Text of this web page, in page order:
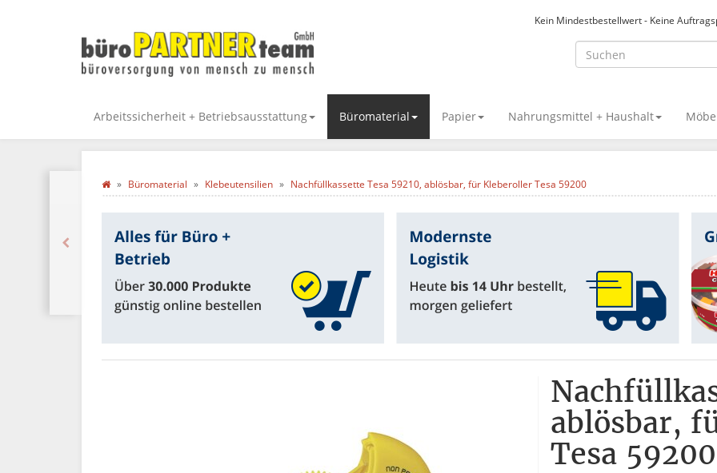
Kein Mindestbestellwert - Keine
Arbeitssicherheit + Betriebsausstattung Büromaterial Papier Nahrungsmittel + Haushalt
Büromaterial Klebeutensilien Nachfüllkassette Tesa 59210, ablösbar, für Kleberoller Tesa 59200
ablösbar,
Tesa 59200